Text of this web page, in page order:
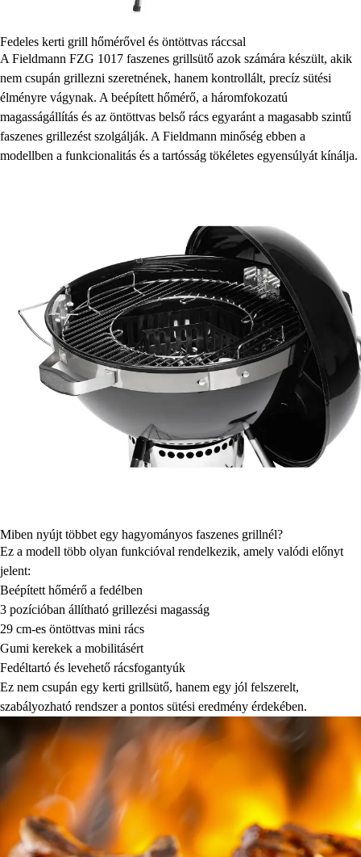
Fedeles kerti grill hőmérővel és öntöttvas ráccsal
A Fieldmann FZG 1017 faszenes grillsütő azok számára készült, akik
nem csupán grillezni szeretnének, hanem kontrollált, precíz sütési
élményre vágynak. A beépített hőmérő, a háromfokozatú
magasságállítás és az öntöttvas belső rács egyaránt a magasabb szintű
faszenes grillezést szolgálják. A Fieldmann minőség ebben a
modellben a funkcionalitás és a tartósság tökéletes egyensúlyát kínálja.
Miben nyújt többet egy hagyományos faszenes grillnél?
Ez a modell több olyan funkcióval rendelkezik, amely valódi előnyt
jelent:
Beépített hőmérő a fedélben
3 pozícióban állítható grillezési magasság
29 cm-es öntöttvas mini rács
Gumi kerekek a mobilitásért
Fedéltartó és levehető rácsfogantyúk
Ez nem csupán egy kerti grillsütő, hanem egy jól felszerelt,
szabályozható rendszer a pontos sütési eredmény érdekében.